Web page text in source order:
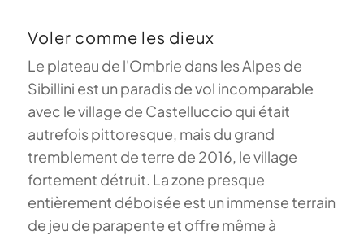
Voler comme les dieux
Le plateau de l'Ombrie dans les Alpes de
Sibillini est un paradis de vol incomparable
avec le village de Castelluccio qui était
autrefois pittoresque, mais du grand
tremblement de terre de 2016, le village
fortement détruit. La zone presque
entièrement déboisée est un immense terrain
de jeu de parapente et offre même à